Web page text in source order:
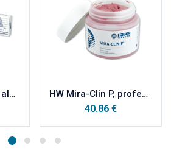
HW Alminax vosak, aluminijski vosak 250g HW Mira-Clin P, profesionalna pasta za poliranje i aproksimalno čišćenje 250g
40.86 €